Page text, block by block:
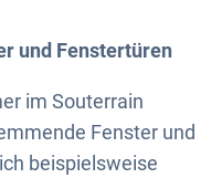
und Fenstertüren
im Souterrain
Fenster und
beispielsweise